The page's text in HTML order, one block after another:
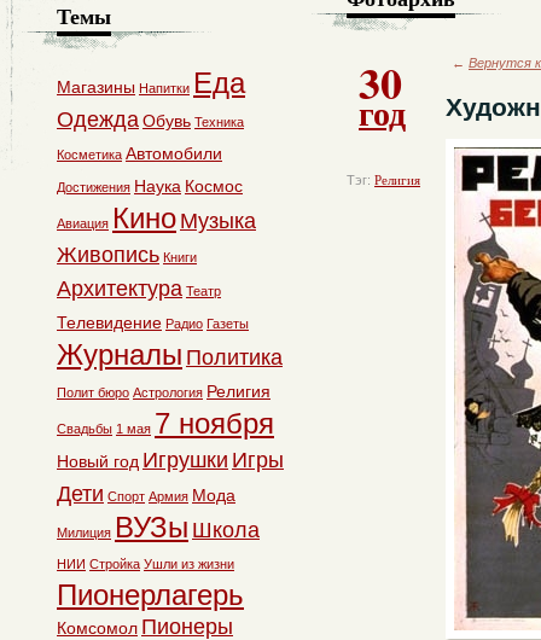
30
год
Тэг: Религия
← Вернутся
Темы
Магазины Напитки Еда
ОдеждаОбувь Техника
Косметика Автомобили
Достижения Наука Космос
Авиация Кино Музыка
Живопись Книги
Архитектура Театр
Телевидение Радио Газеты
Журналы Политика
Полит бюро Астрология Религия
Свадьбы 1 мая 7 ноября
Новый год Игрушки Игры
Дети Спорт Армия Мода
Милиция ВУЗы Школа
НИИ Стройка Ушли из жизни
Пионерлагерь
Комсомол Пионеры